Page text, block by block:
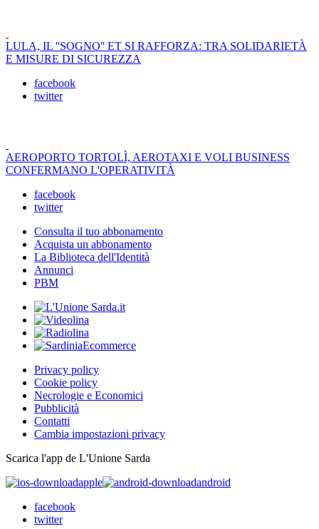
LULA, IL ''SOGNO'' ET SI RAFFORZA: TRA SOLIDARIETÀ
E MISURE DI SICUREZZA
facebook
twitter
AEROPORTO TORTOLÌ, AEROTAXI E VOLI BUSINESS
CONFERMANO L'OPERATIVITÀ
facebook
twitter
Consulta il tuo abbonamento
Acquista un abbonamento
La Biblioteca dell'Identità
Annunci
PBM
Privacy policy
Cookie policy
Necrologie e Economici
Pubblicità
Contatti
Cambia impostazioni privacy
Scarica l'app de L'Unione Sarda
apple
android
facebook
twitter